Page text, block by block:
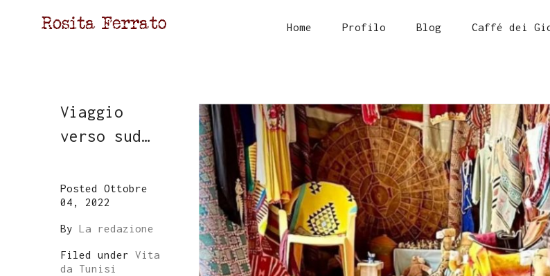
Home Profilo Blog Caffé dei
Viaggio
verso sud…
Posted Ottobre
04, 2022
By La redazione
Filed under Vita
da Tunisi